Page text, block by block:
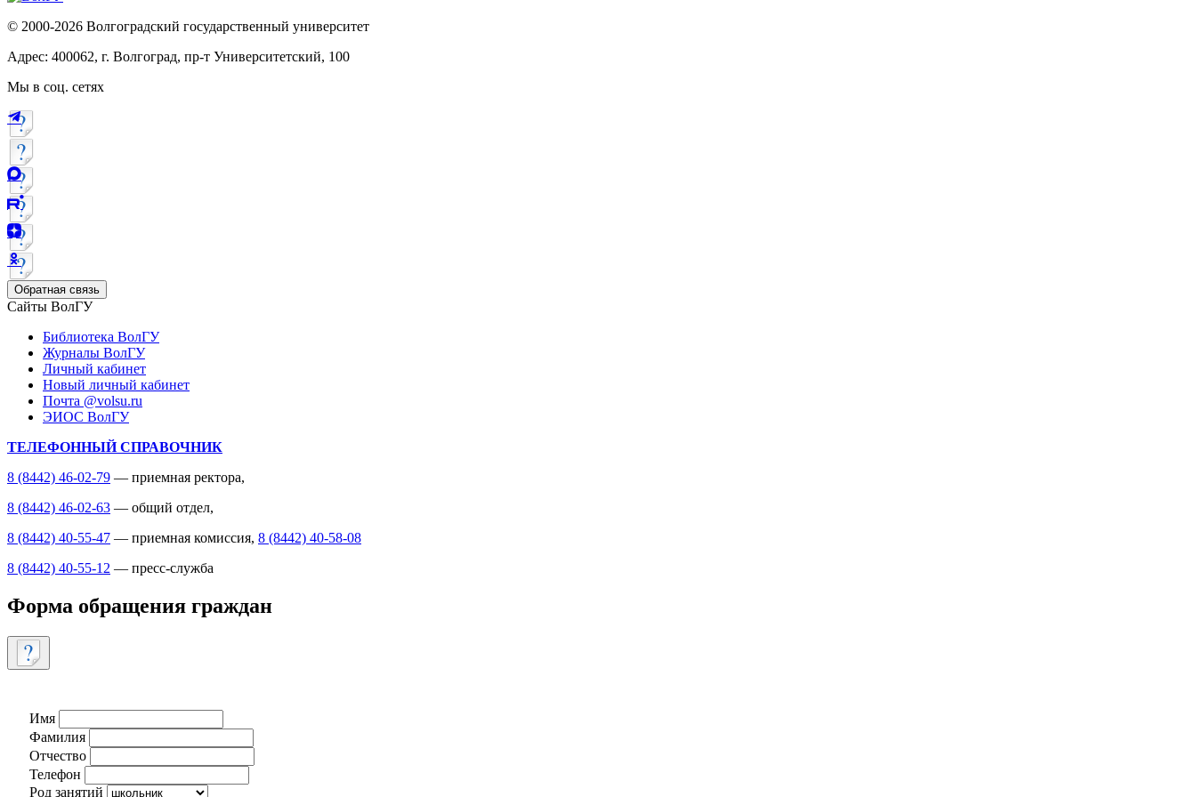
© 2000-2026 Волгоградский государственный университет
Адрес: 400062, г. Волгоград, пр-т Университетский, 100
Мы в соц. сетях
Обратная связь
Сайты ВолГУ
Библиотека ВолГУ
Журналы ВолГУ
Личный кабинет
Новый личный кабинет
Почта @volsu.ru
ЭИОС ВолГУ
ТЕЛЕФОННЫЙ СПРАВОЧНИК
8 (8442) 46-02-79 — приемная ректора,
8 (8442) 46-02-63 — общий отдел,
8 (8442) 40-55-47 — приемная комиссия, 8 (8442) 40-58-08
8 (8442) 40-55-12 — пресс-служба
Форма обращения граждан
Имя
Фамилия
Отчество
Телефон
Род занятий